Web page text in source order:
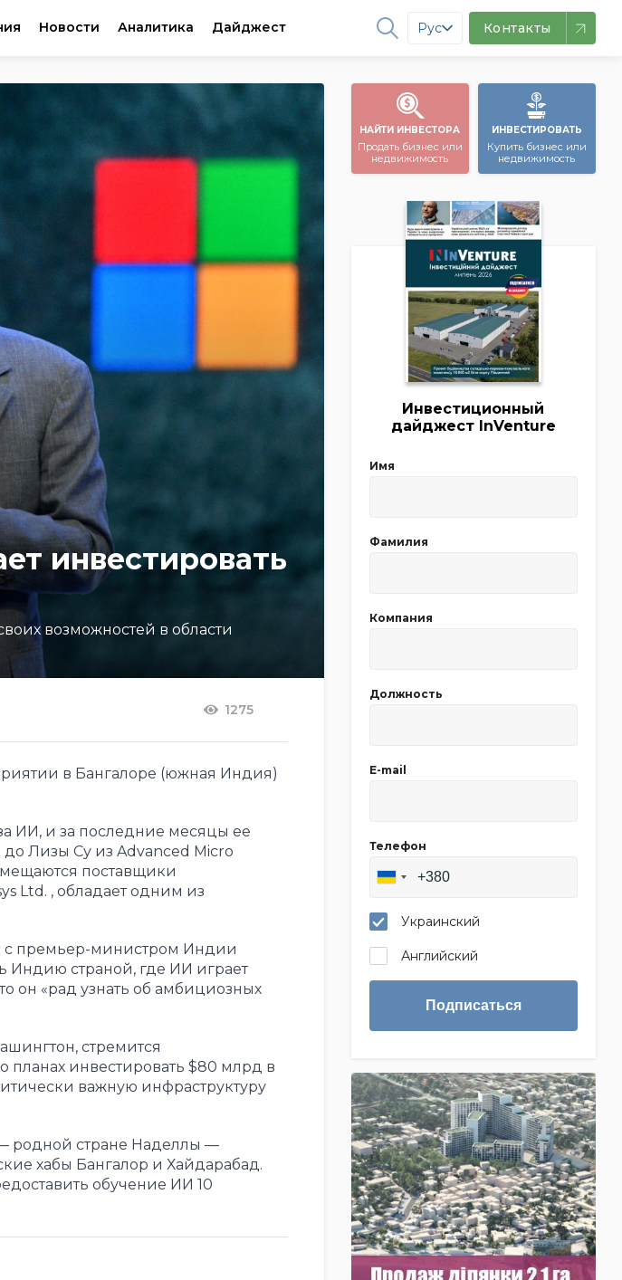
Новости Аналитика Дайджест Рус Контакты
инвестировать
возможностей в области
1275
в Бангалоре (южная Индия)
ИИ, и за последние месяцы ее
до Лизы Су из Advanced Micro
поставщики
Ltd. , обладает одним из
с премьер-министром Индии
Индию страной, где ИИ играет
он «рад узнать об амбициозных
стремится
инвестировать $80 млрд в
важную инфраструктуру
родной стране Наделлы —
хабы Бангалор и Хайдарабад.
обучение ИИ 10
НАЙТИ ИНВЕСТОРА
Продать бизнес или
недвижимость
ИНВЕСТИРОВАТЬ
Купить бизнес или
недвижимость
Инвестиционный
дайджест InVenture
Имя
Фамилия
Компания
Должность
E-mail
Телефон
Украинский
Английский
Подписаться